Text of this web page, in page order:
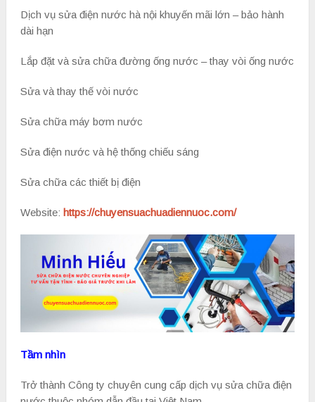
Dịch vụ sửa điện nước hà nội khuyến mãi lớn – bảo hành
dài hạn
Lắp đặt và sửa chữa đường ống nước – thay vòi ống nước
Sửa và thay thế vòi nước
Sửa chữa máy bơm nước
Sửa điện nước và hệ thống chiếu sáng
Sửa chữa các thiết bị điện
Website: https://chuyensuachuadiennuoc.com/
Tầm nhìn
Trở thành Công ty chuyên cung cấp dịch vụ sửa chữa điện